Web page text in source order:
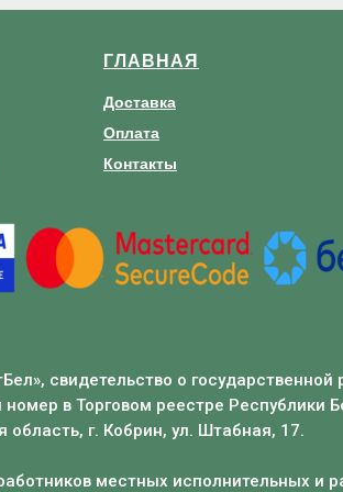
ГЛАВНАЯ
Доставка
Оплата
Контакты
свидетельство о
в Торговом реестре Республики
область, г. Кобрин, ул. Штабная, 17.
местных исполнительных и